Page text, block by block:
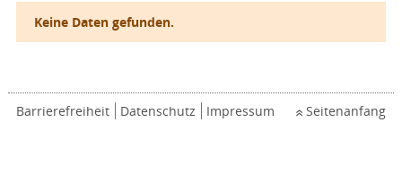
Keine Daten gefunden.
Barrierefreiheit Datenschutz Impressum Seitenanfang